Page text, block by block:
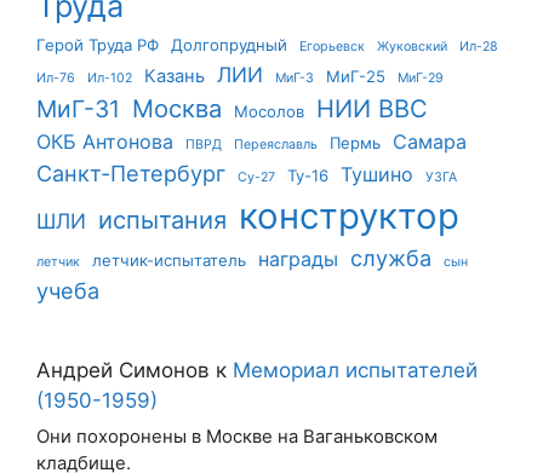
Герой Труда РФ Долгопрудный Егорьевск Жуковский
Ил-28
Ил-76
Ил-102 Казань ЛИИ МиГ-3 МиГ-25 МиГ-29
МиГ-31 Москва Мосолов НИИ ВВС
ОКБ Антонова ПВРД Переяславль Пермь Самара
Санкт-Петербург Су-27 Ту-16 Тушино УЗГА
ШЛИ испытания конструктор
летчик летчик-испытатель награды служба сын
учеба
Андрей Симонов к Мемориал испытателей
(1950-1959)
Они похоронены в Москве на Ваганьковском
кладбище.